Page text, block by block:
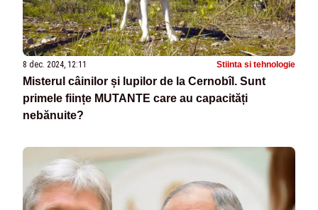
8 dec. 2024, 12:11 Stiinta si tehnologie
Misterul câinilor și lupilor de la Cernobîl. Sunt
primele ființe MUTANTE care au capacități
nebănuite?